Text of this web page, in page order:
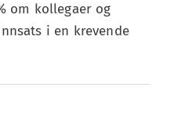
om kollegaer og
i en krevende